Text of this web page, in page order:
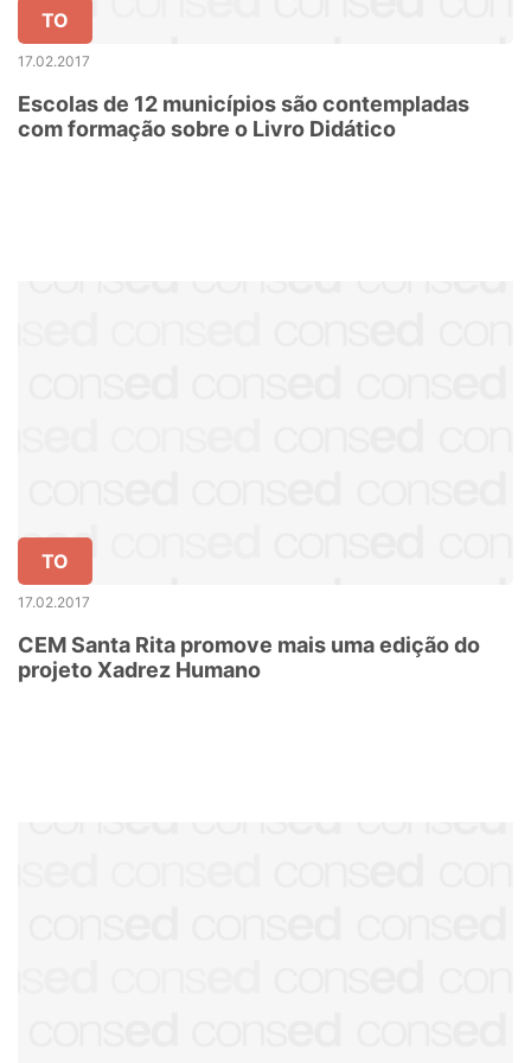
TO
17.02.2017
Escolas de 12 municípios são contempladas
com formação sobre o Livro Didático
TO
17.02.2017
CEM Santa Rita promove mais uma edição do
projeto Xadrez Humano